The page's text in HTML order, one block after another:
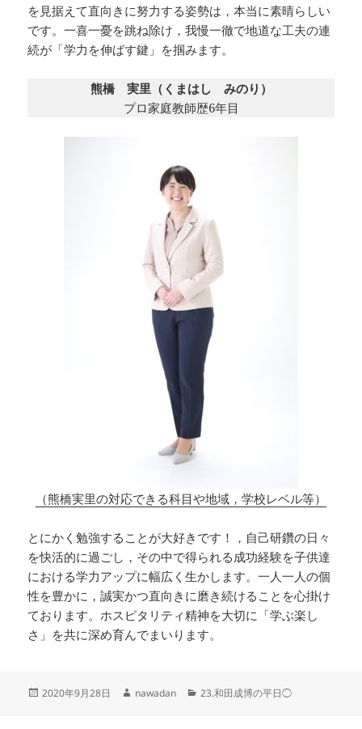
を見据えて直向きに努力する姿勢は，本当に素晴らしい
です。一喜一憂を跳ね除け，我慢一徹で地道な工夫の連
続が「学力を伸ばす鍵」を掴みます。
熊橋 実里（くまはし みのり）
プロ家庭教師歴6年目
（熊橋実里の対応できる科目や地域，学校レベル等）
とにかく勉強することが大好きです！，自己研鑽の日々
を快活的に過ごし，その中で得られる成功経験を子供達
における学力アップに幅広く生かします。一人一人の個
性を豊かに，誠実かつ直向きに磨き続けることを心掛け
ております。ホスピタリティ精神を大切に「学ぶ楽し
さ」を共に深め育んでまいります。‬
投
2020年9月28日
作
nawadan
カ
23.和田成博の平日◯